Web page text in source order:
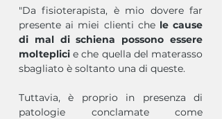
"Da fisioterapista, è mio dovere far
presente ai miei clienti che le cause
di mal di schiena possono essere
molteplicie che quella del materasso
sbagliato è soltanto una di queste.
Tuttavia, è proprio in presenza di
patologie conclamate come